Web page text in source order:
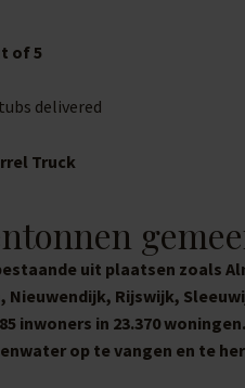
of 5
delivered
Truck
uit plaatsen zoals
Nieuwendijk, Rijswijk,
inwoners in 23.370
op te vangen en te